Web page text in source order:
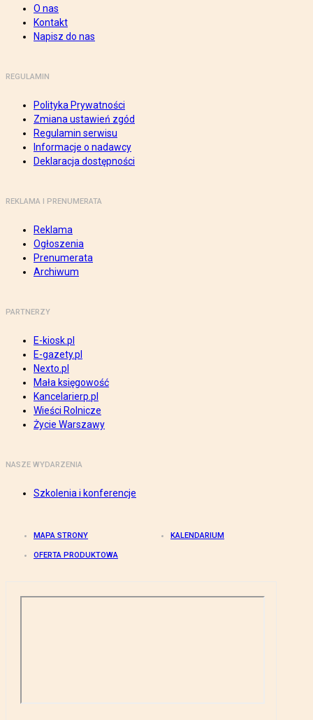
O nas
Kontakt
Napisz do nas
REGULAMIN
Polityka Prywatności
Zmiana ustawień zgód
Regulamin serwisu
Informacje o nadawcy
Deklaracja dostępności
REKLAMA I PRENUMERATA
Reklama
Ogłoszenia
Prenumerata
Archiwum
PARTNERZY
E-kiosk.pl
E-gazety.pl
Nexto.pl
Mała księgowość
Kancelarierp.pl
Wieści Rolnicze
Życie Warszawy
NASZE WYDARZENIA
Szkolenia i konferencje
MAPA STRONY KALENDARIUM
OFERTA PRODUKTOWA